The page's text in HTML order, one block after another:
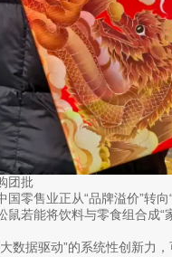
团批
零售业正从“品牌溢价”转
若能将饮料与零食组合成“
数据驱动”的系统性创新力